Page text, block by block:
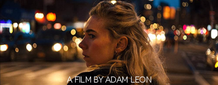
A FILM BY ADAM LEON